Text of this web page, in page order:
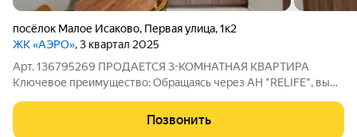
посёлок Малое Исаково, Первая улица,1к2
ЖК «АЭРО», 3 квартал 2025
Арт. 136795269 ПРОДАЕТСЯ 3-КОМНАТНАЯ КВАРТИРА
Ключевое преимущество: Обращаясь через АН "RELIFE", вы
квартиры. Площадь квартиры 83,6м2 без отделки. Есть
возможность заказать ремонт "под ключ" у
Позвонить